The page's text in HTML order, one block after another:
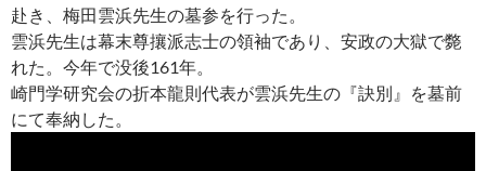
赴き、梅田雲浜先生の墓参を行った。
雲浜先生は幕末尊攘派志士の領袖であり、安政の大獄で斃
れた。今年で没後161年。
崎門学研究会の折本龍則代表が雲浜先生の『訣別』を墓前
にて奉納した。